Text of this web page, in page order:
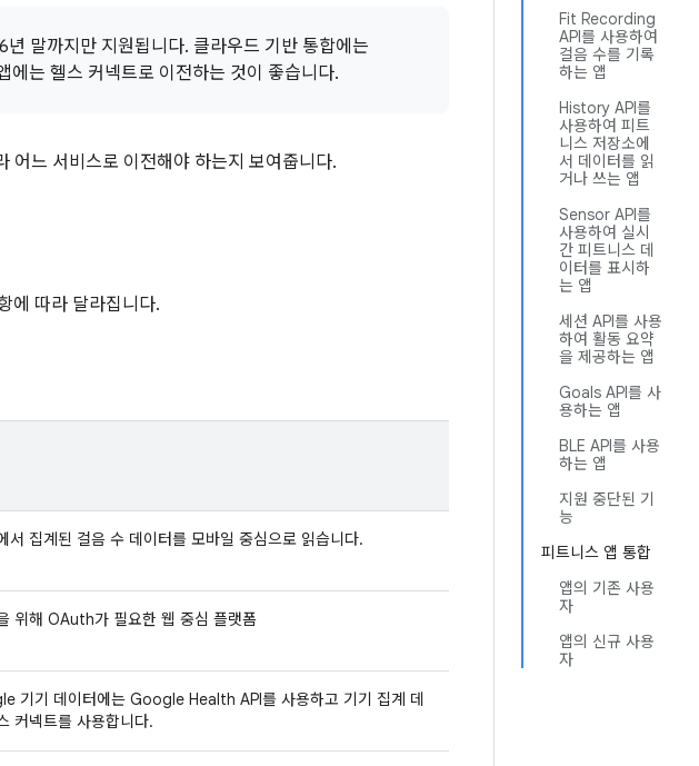
Fit Recording
API를 사용하여
걸음 수를 기록
하는 앱
History API를
사용하여 피트
니스 저장소에
서 데이터를 읽
거나 쓰는 앱
Sensor API를
사용하여 실시
간 피트니스 데
이터를 표시하
는 앱
세션 API를 사용
하여 활동 요약
을 제공하는 앱
Goals API를 사
용하는 앱
BLE API를 사용
하는 앱
지원 중단된 기
능
피트니스 앱 통합
앱의 기존 사용
자
앱의 신규 사용
자
말까지만 지원됩니다. 클라우드 기반 통합에는
는 헬스 커넥트로 이전하는 것이 좋습니다.
어느 서비스로 이전해야 하는지 보여줍니다.
에 따라 달라집니다.
서 집계된 걸음 수 데이터를 모바일 중심으로 읽습니다.
위해 OAuth가 필요한 웹 중심 플랫폼
기기 데이터에는 Google Health API를 사용하고 기기 집계 데
커넥트를 사용합니다.